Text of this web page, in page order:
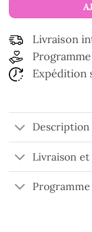
Livraison
Expédition
Description
Livraison